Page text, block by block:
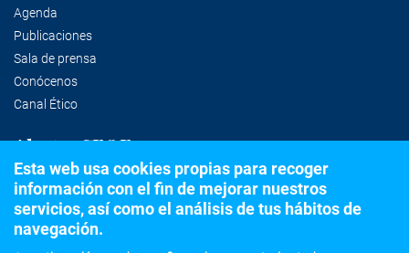
Agenda
Publicaciones
Sala de prensa
Conócenos
Canal Ético
Alertas CEOE
Suscríbete a la newsletter
Esta web usa cookies propias para recoger
información con el fin de mejorar nuestros
servicios, así como el análisis de tus hábitos de
navegación.